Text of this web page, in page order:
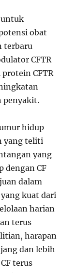
untuk
obat
terbaru
CFTR
CFTR
penyakit.
hidup
yang teliti
yang
dengan CF
dalam
kuat dari
harian
terus
harapan
dan lebih
terus